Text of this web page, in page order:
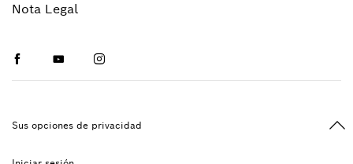
Nota Legal
FacebookYoutubeInstagram
Sus opciones de privacidad